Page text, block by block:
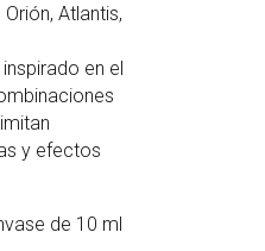
Atlantis,
en el
y efectos
de 10 ml